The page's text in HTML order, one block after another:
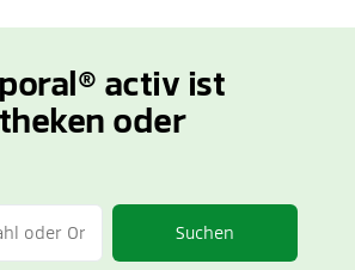
activ ist
oder
Suchen